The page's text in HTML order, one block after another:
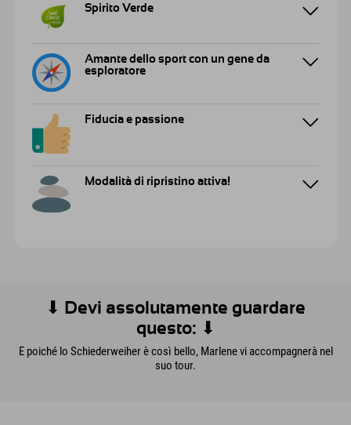
Spirito Verde
Amante dello sport con un gene da
esploratore
Fiducia e passione
Modalità di ripristino attiva!
⬇ Devi assolutamente guardare
questo: ⬇
E poiché lo Schiederweiher è così bello, Marlene vi accompagnerà nel
suo tour.